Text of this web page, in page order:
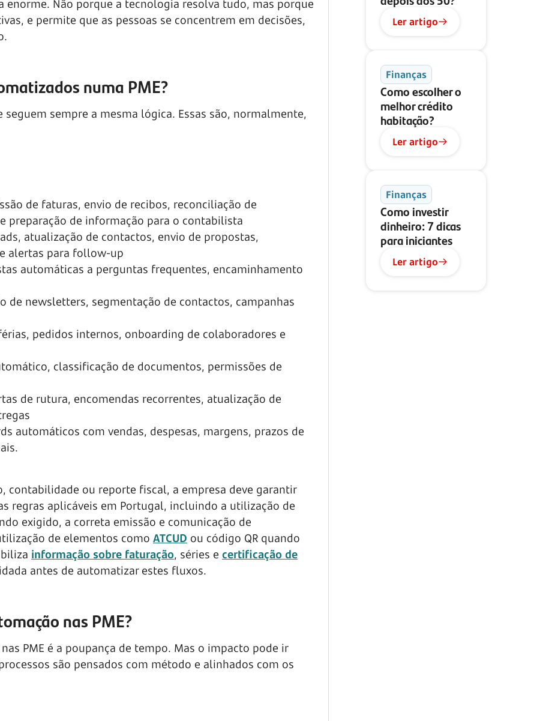
enorme. Não porque a tecnologia resolva tudo, mas porque
e permite que as pessoas se concentrem em decisões,
numa PME?
sempre a mesma lógica. Essas são, normalmente,
de faturas, envio de recibos, reconciliação de
preparação de informação para o contabilista
atualização de contactos, envio de propostas,
alertas para follow-up
automáticas a perguntas frequentes, encaminhamento
de newsletters, segmentação de contactos, campanhas
pedidos internos, onboarding de colaboradores e
classificação de documentos, permissões de
de rutura, encomendas recorrentes, atualização de
automáticos com vendas, despesas, margens, prazos de
contabilidade ou reporte fiscal, a empresa deve garantir
regras aplicáveis em Portugal, incluindo a utilização de
exigido, a correta emissão e comunicação de
de elementos como ATCUD ou código QR quando
informação sobre faturação, séries e certificação de
antes de automatizar estes fluxos.
nas PME?
PME é a poupança de tempo. Mas o impacto pode ir
são pensados com método e alinhados com os
Ler artigo
Finanças
Como escolher o
melhor crédito
habitação?
Ler artigo
Finanças
Como investir
dinheiro: 7 dicas
para iniciantes
Ler artigo